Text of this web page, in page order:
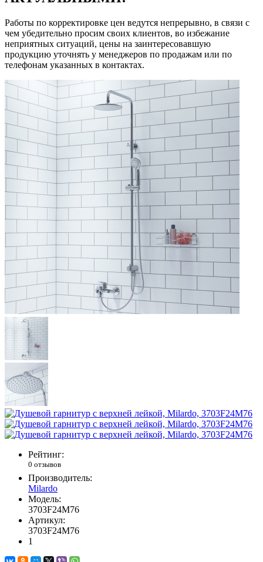
Работы по корректировке цен ведутся непрерывно, в связи с
чем убедительно просим своих клиентов, во избежание
неприятных ситуаций, цены на заинтересовавшую
продукцию уточнять у менеджеров по продажам или по
телефонам указанных в контактах.
Рейтинг:
0 отзывов
Производитель:
Milardo
Модель:
3703F24M76
Артикул:
3703F24M76
1